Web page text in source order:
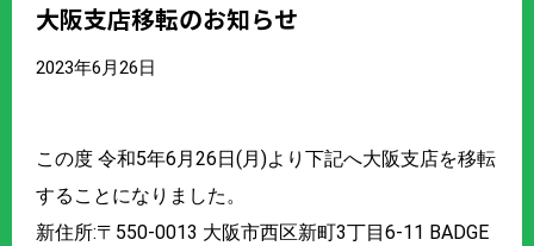
大阪支店移転のお知らせ
2023年6月26日
この度 令和5年6月26日(月)より下記へ大阪支店を移転
することになりました。
新住所:〒550-0013 大阪市西区新町3丁目6-11 BADGE